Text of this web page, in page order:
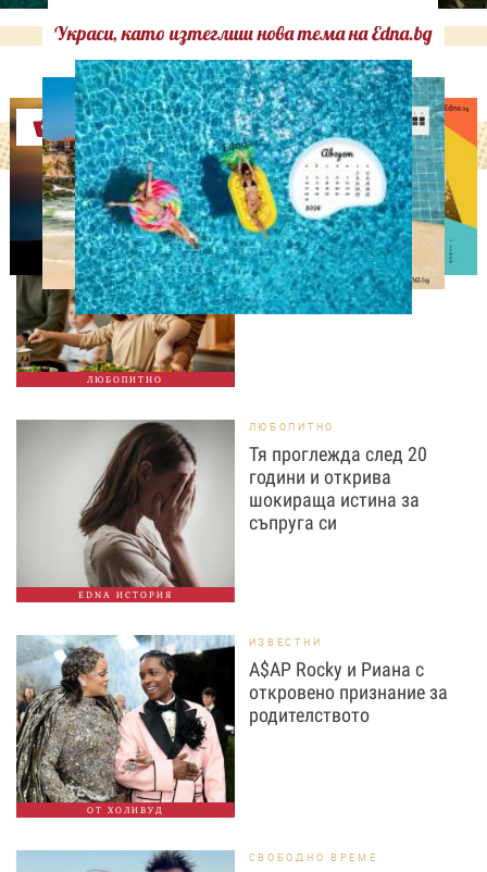
Украси, като изтеглиш нова тема на Edna.bg
Оферти
ЛЮБОПИТНО
ЛЮБОПИТНО
Тайната на добрата
вечеря не се крие в
сложната рецепта
EDNA ИСТОРИЯ
ЛЮБОПИТНО
Тя проглежда след 20
години и открива
шокираща истина за
съпруга си
ОТ ХОЛИВУД
ИЗВЕСТНИ
A$AP Rocky и Риана с
откровено признание за
родителството
СВОБОДНО ВРЕМЕ